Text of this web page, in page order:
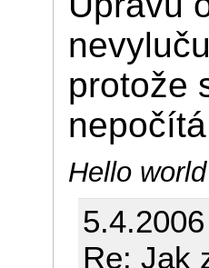
protože
Hello
Re: Jak